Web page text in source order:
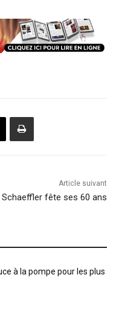
Article suivant
Schaeffler fête ses 60 ans
à la pompe pour les plus